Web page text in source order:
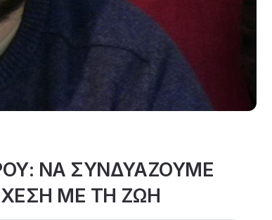
ΝΑ ΣΥΝΔΥΑΖΟΥΜΕ
ΜΕ ΤΗ ΖΩΗ